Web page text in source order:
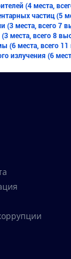
(4 места,
частиц (5
(3 места, всего 7
места, всего 8
(6 места, всего
излучения (6